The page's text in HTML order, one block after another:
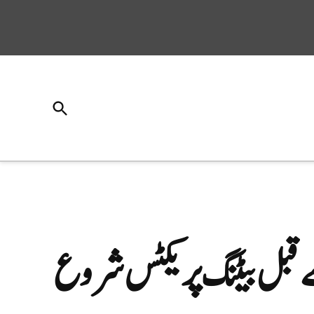
Open
بیٹنگ پریکٹس شروع